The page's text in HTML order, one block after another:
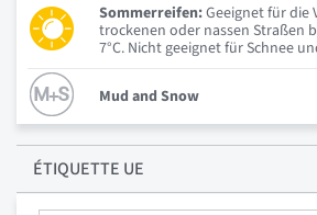
Sommerreifen:Geeignet für die
trockenen oder nassen Straßen
7°C. Nicht geeignet für Schnee
Mud and Snow
ÉTIQUETTE UE